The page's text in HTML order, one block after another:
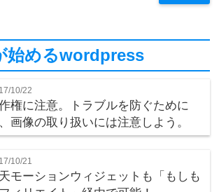
始めるwordpress
10/22
権に注意。トラブルを防ぐために
画像の取り扱いには注意しよう。
10/21
モーションウィジェットも「もしも